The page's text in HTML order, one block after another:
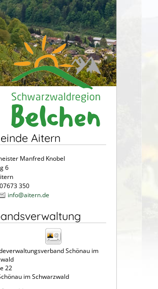
Aitern
Manfred Knobel
6
350
info@aitern.de
Schönau im
22
im Schwarzwald